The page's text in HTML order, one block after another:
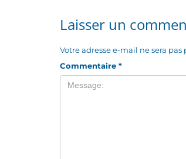
Laisser un
Votre adresse e-mail ne sera pas
Commentaire *